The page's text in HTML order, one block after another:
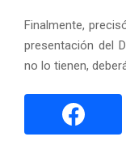
Finalmente,
presentación del
no lo tienen,